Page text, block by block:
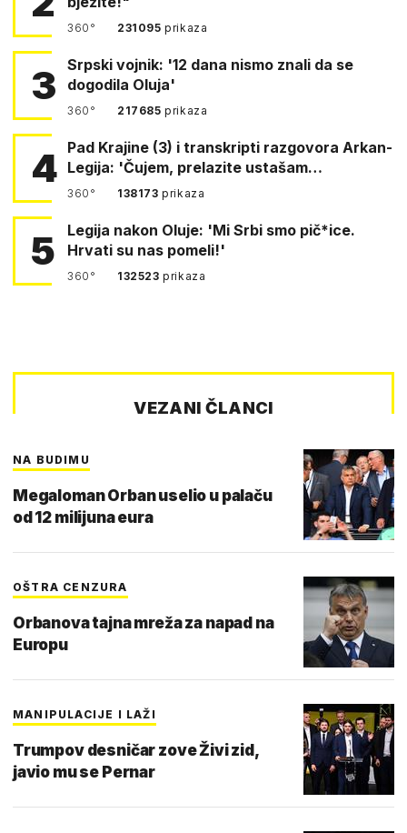
360° 231095prikaza
3
Srpski vojnik: '12 dana nismo znali da se
dogodila Oluja'
360° 217685prikaza
4 Pad Krajine (3) i transkripti razgovora Arkan-
Legija: 'Čujem, prelazite ustašam…
360° 138173prikaza
5
Legija nakon Oluje: 'Mi Srbi smo pič*ice.
Hrvati su nas pomeli!'
360° 132523prikaza
VEZANI ČLANCI
NA BUDIMU
Megaloman Orban uselio u palaču
od 12 milijuna eura
OŠTRA CENZURA
Orbanova tajna mreža za napad na
Europu
MANIPULACIJE I LAŽI
Trumpov desničar zove Živi zid,
javio mu se Pernar